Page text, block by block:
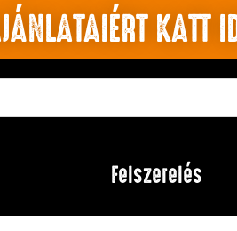
KATT
Felszerelés